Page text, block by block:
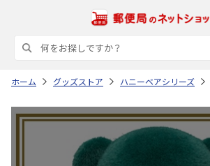
ホーム グッズストア ハニーベアシリーズ